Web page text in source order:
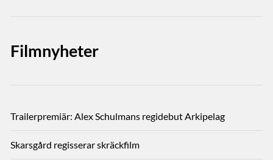
Filmnyheter
Trailerpremiär: Alex Schulmans regidebut Arkipelag
Skarsgård regisserar skräckfilm